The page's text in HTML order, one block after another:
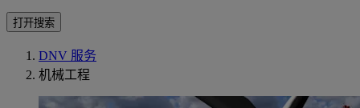
打开搜索
DNV 服务
机械工程